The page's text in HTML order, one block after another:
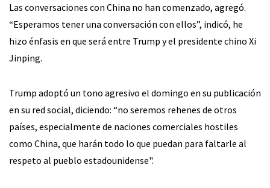
Las conversaciones con China no han comenzado, agregó.
“Esperamos tener una conversación con ellos”, indicó, he
hizo énfasis en que será entre Trump y el presidente chino Xi
Jinping.
Trump adoptó un tono agresivo el domingo en su publicación
en su red social, diciendo: “no seremos rehenes de otros
países, especialmente de naciones comerciales hostiles
como China, que harán todo lo que puedan para faltarle al
respeto al pueblo estadounidense".